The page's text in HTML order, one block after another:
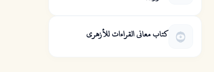
كتاب معاني القراءات للأزهري